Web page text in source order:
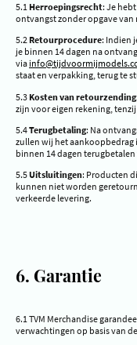
5.1 Herroepingsrecht: Je
ontvangst zonder opgave van
5.2 Retourprocedure: Indien
je binnen 14 dagen na
via
staat en verpakking, terug te
5.3 Kosten van retourzending
zijn voor eigen rekening,
5.4Terugbetaling: Na
zullen wij het
binnen 14 dagen
5.5Uitsluitingen: Producten
kunnen niet worden
verkeerde levering.
6. Garantie
6.1 TVM Merchandise
verwachtingen op basis van